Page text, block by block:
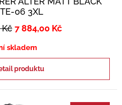
06 3XL
Kč 7 884,00 Kč
skladem
produktu